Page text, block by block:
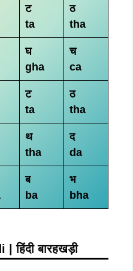
ट
ta
ठ
tha
घ
gha
च
ca
ट
ta
ठ
tha
थ
tha
द
da
ब
ba
भ
bha
बारहखड़ी